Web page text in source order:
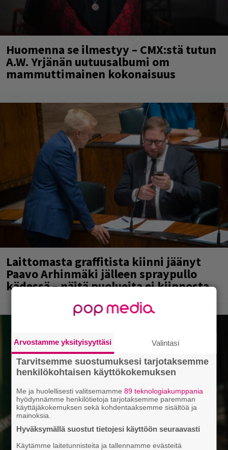
Huomenna se ilmestyy – CMX:stä tutun
A.W. Yrjänän uutuusalbumi om
mammuttimainen kokonaisuus
Laittomasta graffitista kiinni jäänyt
Paavo Arhinmäki jälleen spraypullo
kädessä – näitä puolueita ei kiinnosta
Arvostamme yksityisyyttäsi Valintasi
Tarvitsemme suostumuksesi tarjotaksemme
henkilökohtaisen käyttökokemuksen
Me ja huolellisesti valitsemamme89 teknologiakumppania
hyödynnämme henkilötietoja tarjotaksemme paremman
käyttäjäkokemuksen sekä kohdentaaksemme sisältöä ja
mainoksia.
Hyväksymällä suostut tietojesi käyttöön seuraavasti
Käytämme laitetunnisteita ja tallennamme evästeitä